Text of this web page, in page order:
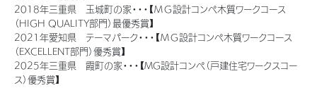
2018年三重県 玉城町の家・・・【ＭＧ設計コンペ木質ワークコース
（HIGH QUALITY部門）最優秀賞】
2021年愛知県 テーマパーク・・・【ＭＧ設計コンペ木質ワークコース
（EXCELLENT部門）優秀賞】
2025年三重県 霞町の家・・・【MG設計コンペ（戸建住宅ワークスコー
ス）優秀賞】